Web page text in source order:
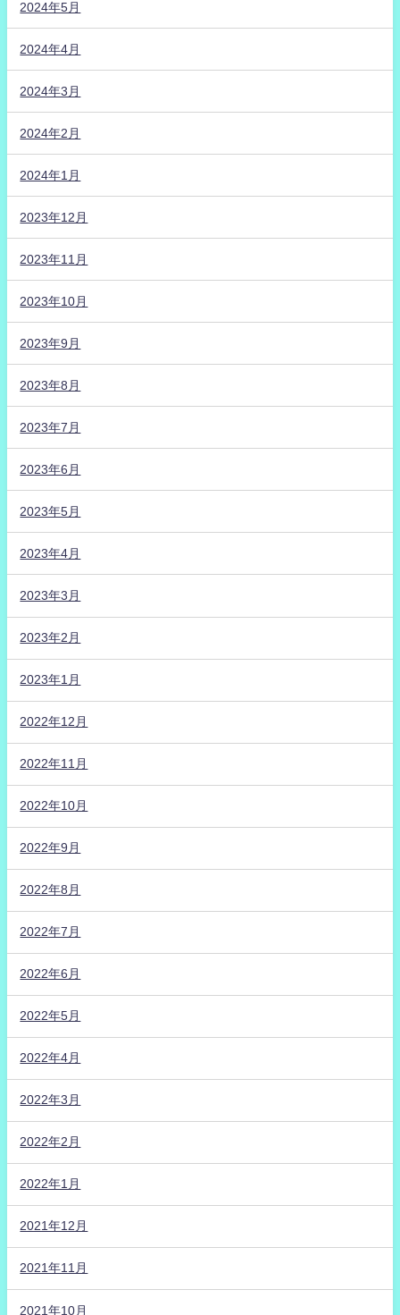
2024年5月
2024年4月
2024年3月
2024年2月
2024年1月
2023年12月
2023年11月
2023年10月
2023年9月
2023年8月
2023年7月
2023年6月
2023年5月
2023年4月
2023年3月
2023年2月
2023年1月
2022年12月
2022年11月
2022年10月
2022年9月
2022年8月
2022年7月
2022年6月
2022年5月
2022年4月
2022年3月
2022年2月
2022年1月
2021年12月
2021年11月
2021年10月